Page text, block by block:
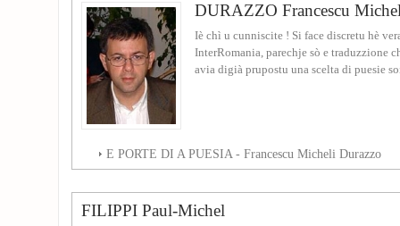
DURAZZO Francescu
Iè chì u cunniscite ! Si face discretu hè
InterRomania, parechje sò e traduzzione
avia digià prupostu una scelta di puesie
E PORTE DI A PUESIA - Francescu Micheli Durazzo
FILIPPI Paul-Michel